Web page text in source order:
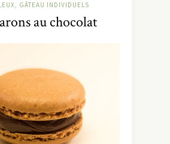
GÂTEAU INDIVIDUELS
au chocolat